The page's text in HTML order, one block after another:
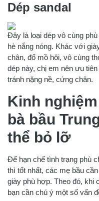
Dép sandal
Đây là loại dép vô cùng
hè nắng nóng. Khác với
chân, đổ mồ hôi, vô cùng
dép này, chị em nên ưu
tránh nặng nề, cứng chân.
Kinh
bà bầu
thể bỏ lỡ
Để hạn chế tình trạng phù
thì tốt nhất, các mẹ bầu
giày phù hợp. Theo đó, khi
bạn cần chú ý một số vấn